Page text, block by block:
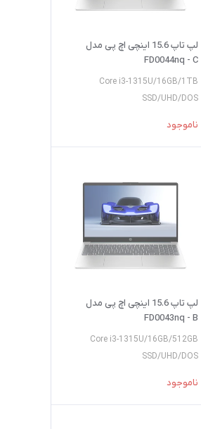
لپ تاپ 15.6 اینچی اچ پی مدل
FD0044nq - C
Core i3-1315U/16GB/1TB
SSD/UHD/DOS
ناموجود
لپ تاپ 15.6 اینچی اچ پی مدل
FD0043nq - B
Core i3-1315U/16GB/512GB
SSD/UHD/DOS
ناموجود